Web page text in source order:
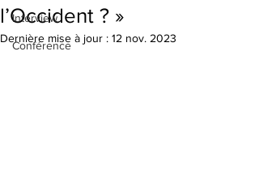
Interview
Conférence
l’Occident ? »
Dernière mise à jour : 12 nov. 2023